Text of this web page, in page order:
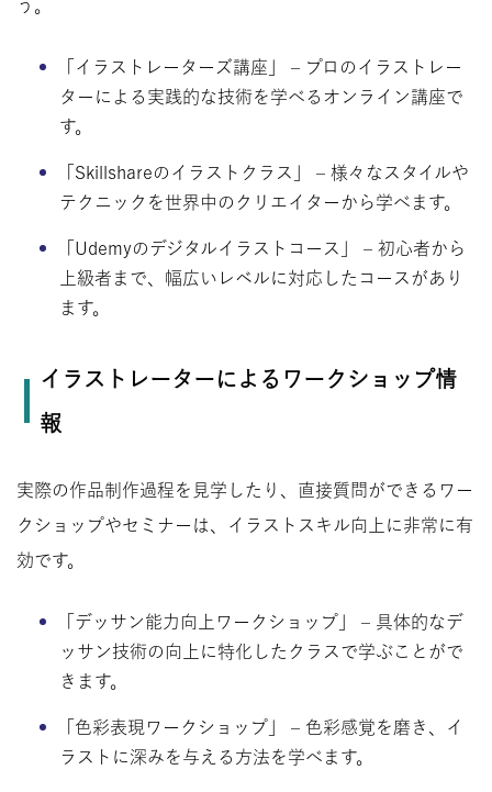
う。
「イラストレーターズ講座」 – プロのイラストレー
ターによる実践的な技術を学べるオンライン講座で
す。
「Skillshareのイラストクラス」 – 様々なスタイルや
テクニックを世界中のクリエイターから学べます。
「Udemyのデジタルイラストコース」 – 初心者から
上級者まで、幅広いレベルに対応したコースがあり
ます。
イラストレーターによるワークショップ情
報
実際の作品制作過程を見学したり、直接質問ができるワー
クショップやセミナーは、イラストスキル向上に非常に有
効です。
「デッサン能力向上ワークショップ」 – 具体的なデ
ッサン技術の向上に特化したクラスで学ぶことがで
きます。
「色彩表現ワークショップ」 – 色彩感覚を磨き、イ
ラストに深みを与える方法を学べます。